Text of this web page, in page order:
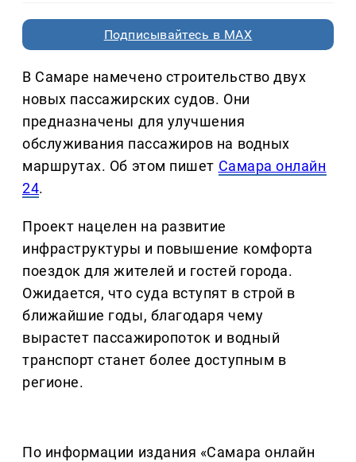
Подписывайтесь в MAX
В Самаре намечено строительство двух
новых пассажирских судов. Они
предназначены для улучшения
обслуживания пассажиров на водных
маршрутах. Об этом пишет Самара онлайн
24.
Проект нацелен на развитие
инфраструктуры и повышение комфорта
поездок для жителей и гостей города.
Ожидается, что суда вступят в строй в
ближайшие годы, благодаря чему
вырастет пассажиропоток и водный
транспорт станет более доступным в
регионе.
По информации издания «Самара онлайн